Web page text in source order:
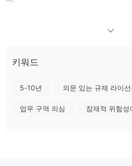
브로커입
하지 않습니다. IronTrade은 또한 FCA,
WHOIS 검색 결과, irontrade.com은
등록기관으로 이동할 수 없음을 나타냅
키워드
5-10년 의문 있는 규제 라이선
업무 구역 의심 잠재적 위험성